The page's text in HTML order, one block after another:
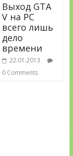
Выход GTA
V на PC
всего лишь
дело
времени
22.01.2013
0 Comments